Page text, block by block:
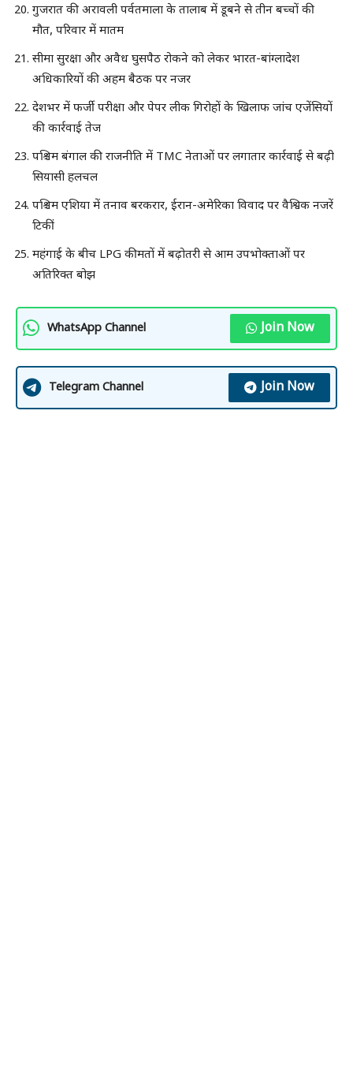
गुजरात की अरावली पर्वतमाला के तालाब में डूबने से तीन बच्चों की
मौत, परिवार में मातम
सीमा सुरक्षा और अवैध घुसपैठ रोकने को लेकर भारत-बांग्लादेश
अधिकारियों की अहम बैठक पर नजर
देशभर में फर्जी परीक्षा और पेपर लीक गिरोहों के खिलाफ जांच एजेंसियों
की कार्रवाई तेज
पश्चिम बंगाल की राजनीति में TMC नेताओं पर लगातार कार्रवाई से बढ़ी
सियासी हलचल
पश्चिम एशिया में तनाव बरकरार, ईरान-अमेरिका विवाद पर वैश्विक नजरें
टिकीं
महंगाई के बीच LPG कीमतों में बढ़ोतरी से आम उपभोक्ताओं पर
अतिरिक्त बोझ
WhatsApp Channel Join Now
Telegram Channel Join Now